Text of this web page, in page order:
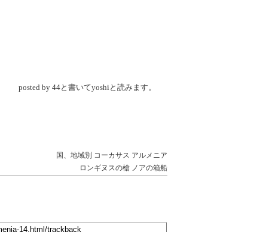
posted by 44と書いてyoshiと読みます。
国、地域別 コーカサス アルメニア
ロンギヌスの槍 ノアの箱船